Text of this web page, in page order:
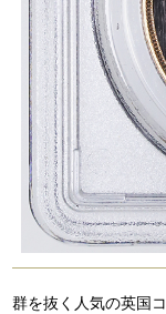
群を抜く人気の英国コ